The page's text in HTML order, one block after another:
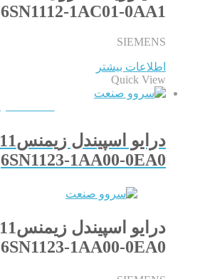
6SN1112-1AC01-0AA1
SIEMENS
اطلاعات بیشتر
Quick View
درایو اسپیندل زیمنس611 160
6SN1123-1AA00-0EA0
درایو اسپیندل زیمنس611 160
6SN1123-1AA00-0EA0